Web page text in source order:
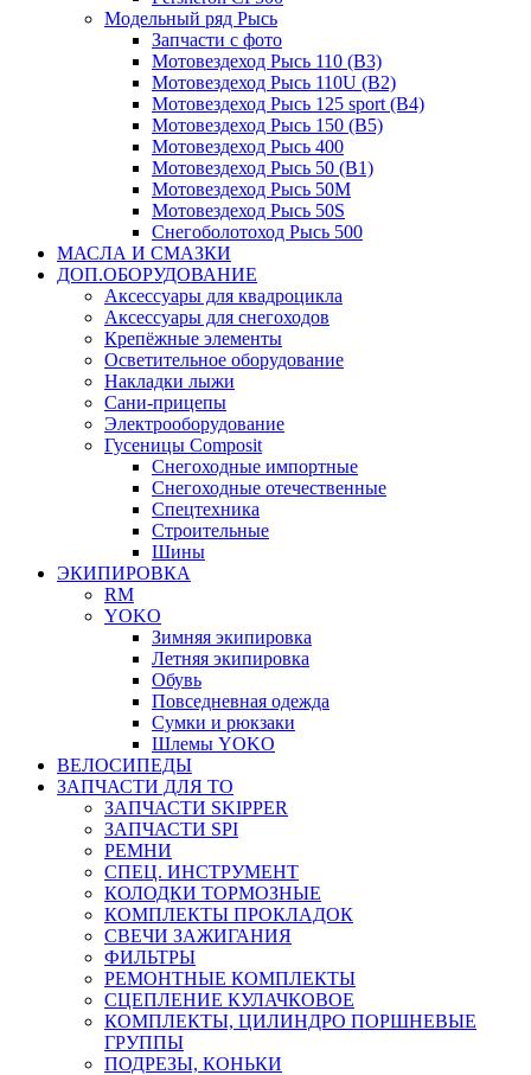
Модельный ряд Рысь
Запчасти с фото
Мотовездеход Рысь 110 (B3)
Мотовездеход Рысь 110U (B2)
Мотовездеход Рысь 125 sport (B4)
Мотовездеход Рысь 150 (B5)
Мотовездеход Рысь 400
Мотовездеход Рысь 50 (B1)
Мотовездеход Рысь 50M
Мотовездеход Рысь 50S
Снегоболотоход Рысь 500
МАСЛА И СМАЗКИ
ДОП.ОБОРУДОВАНИЕ
Аксессуары для квадроцикла
Аксессуары для снегоходов
Крепёжные элементы
Осветительное оборудование
Накладки лыжи
Сани-прицепы
Электрооборудование
Гусеницы Composit
Снегоходные импортные
Снегоходные отечественные
Спецтехника
Строительные
Шины
ЭКИПИРОВКА
RM
YOKO
Зимняя экипировка
Летняя экипировка
Обувь
Повседневная одежда
Сумки и рюкзаки
Шлемы YOKO
ВЕЛОСИПЕДЫ
ЗАПЧАСТИ ДЛЯ ТО
ЗАПЧАСТИ SKIPPER
ЗАПЧАСТИ SPI
РЕМНИ
СПЕЦ. ИНСТРУМЕНТ
КОЛОДКИ ТОРМОЗНЫЕ
КОМПЛЕКТЫ ПРОКЛАДОК
СВЕЧИ ЗАЖИГАНИЯ
ФИЛЬТРЫ
РЕМОНТНЫЕ КОМПЛЕКТЫ
СЦЕПЛЕНИЕ КУЛАЧКОВОЕ
КОМПЛЕКТЫ, ЦИЛИНДРО ПОРШНЕВЫЕ
ГРУППЫ
ПОДРЕЗЫ, КОНЬКИ